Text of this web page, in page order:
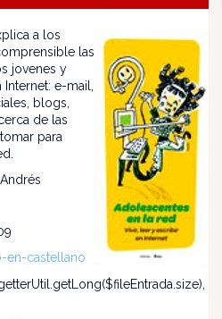
a los
las
jovenes y
e-mail,
blogs,
de las
para
en-castellano